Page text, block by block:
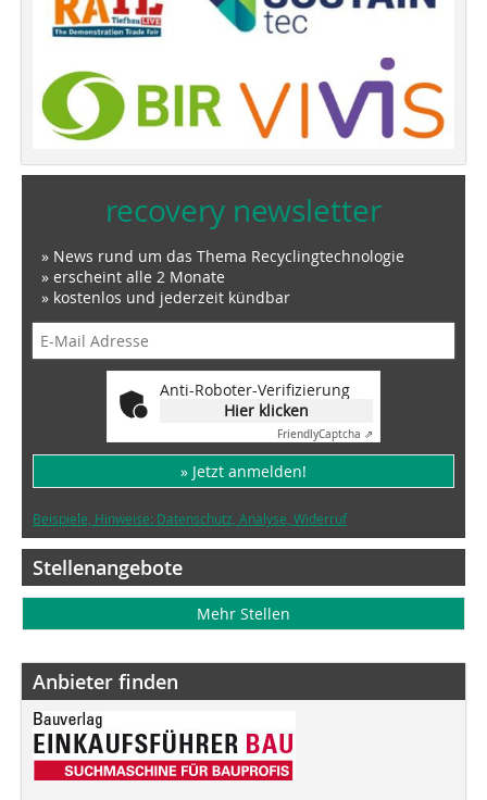
recovery newsletter
» News rund um das Thema Recyclingtechnologie
» erscheint alle 2 Monate
» kostenlos und jederzeit kündbar
Anti-Roboter-Verifizierung
Hier klicken
FriendlyCaptcha ⇗
» Jetzt anmelden!
Beispiele, Hinweise: Datenschutz, Analyse, Widerruf
Stellenangebote
Mehr Stellen
Anbieter finden